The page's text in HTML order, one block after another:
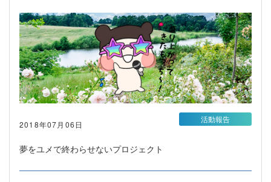
2018年07月06日
夢をユメで終わらせないプロジェクト
活動報告